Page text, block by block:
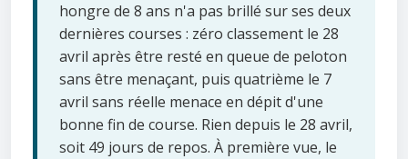
hongre de 8 ans n'a pas brillé sur ses deux
dernières courses : zéro classement le 28
avril après être resté en queue de peloton
sans être menaçant, puis quatrième le 7
avril sans réelle menace en dépit d'une
bonne fin de course. Rien depuis le 28 avril,
soit 49 jours de repos. À première vue, le